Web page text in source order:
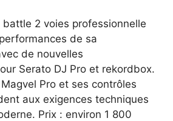
battle 2 voies professionnelle
de sa
de nouvelles
Serato DJ Pro et rekordbox.
Pro et ses contrôles
aux exigences techniques
Prix : environ 1 800